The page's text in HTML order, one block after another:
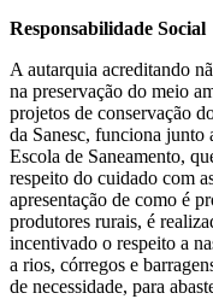
Responsabilidade Social
A autarquia acreditando
na preservação do meio
projetos de conservação
da Sanesc, funciona junto
Escola de Saneamento,
respeito do cuidado com
apresentação de como é
produtores rurais, é
incentivado o respeito a
a rios, córregos e
de necessidade, para